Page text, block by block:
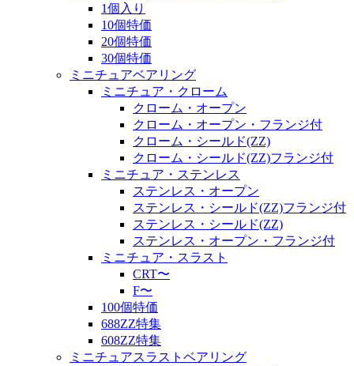
1個入り
10個特価
20個特価
30個特価
ミニチュアベアリング
ミニチュア・クローム
クローム・オープン
クローム・オープン・フランジ付
クローム・シールド(ZZ)
クローム・シールド(ZZ)フランジ付
ミニチュア・ステンレス
ステンレス・オープン
ステンレス・シールド(ZZ)フランジ付
ステンレス・シールド(ZZ)
ステンレス・オープン・フランジ付
ミニチュア・スラスト
CRT〜
F〜
100個特価
688ZZ特集
608ZZ特集
ミニチュアスラストベアリング